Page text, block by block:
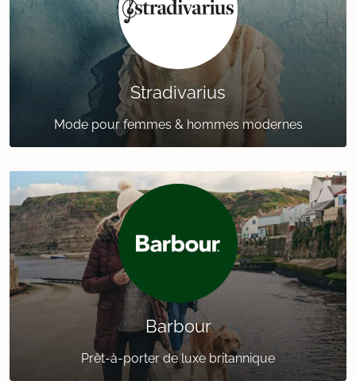
Stradivarius
Mode pour femmes & hommes modernes
Barbour
Prêt-à-porter de luxe britannique